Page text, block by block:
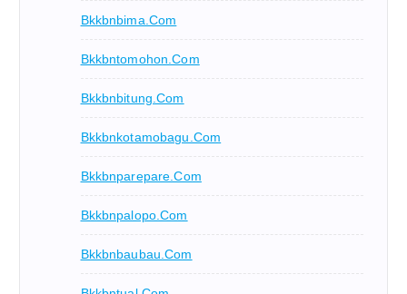
Bkkbnbima.com
Bkkbntomohon.com
Bkkbnbitung.com
Bkkbnkotamobagu.com
Bkkbnparepare.com
Bkkbnpalopo.com
Bkkbnbaubau.com